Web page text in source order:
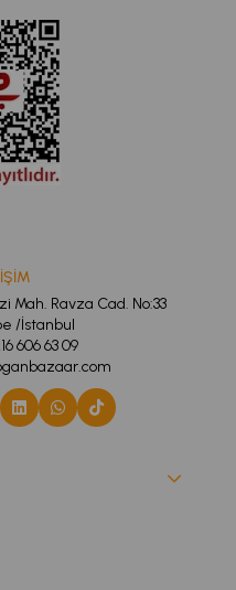
Mah. Ravza Cad. No:33
/İstanbul
606 63 09